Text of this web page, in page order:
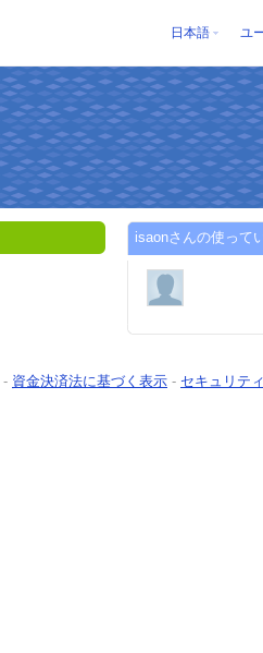
日本語 ユ
isaonさんの使って
- 資金決済法に基づく表示 - セキュリテ